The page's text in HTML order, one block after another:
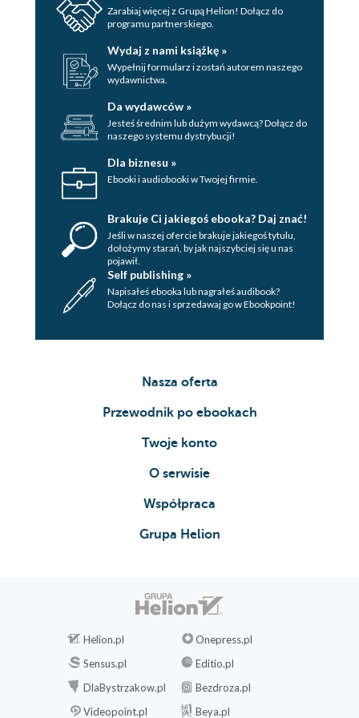
Kapuśniak z kiszonej i młodej kapusty
Pierogi z kiszoną kapustą i pieczarkami
Krokiety z kiszoną kapustą i suszonymi śliwkami
Smażone rollsy z kiszoną kapustą
Gołąbki z kaszą gryczaną zawijane w liście kiszonej
kapusty
Koktajl ze szpinakiem i sokiem z kiszonej kapusty
Koktajl z kiszonej kapusty
Koktajl z soku z kiszonej kapusty i kaszy jaglanej
Kapusta kiszona w całości
Zupa krem z kiszonej kapusty
Kapusta czerwona
Kiszona czerwona kapusta ze śliwkami
Surówka z czerwonej kiszonej kapusty
Sałatka z kiszonej kapusty i buraczków
Sos do pierożków z kimchi
Surówka z kiszonej marchwi
Kanapki z awokado i kiszoną marchewką
Spring rollsy z kiszoną marchewką i rzodkiewką
Ogórek
Ogórki małosolne
Ogórki kiszone
Zarabiaj więcej z Grupą Helion! Dołącz do
programu partnerskiego.
Wydaj z nami książkę »
Wypełnij formularz i zostań autorem naszego
wydawnictwa.
Da wydawców »
Jesteś średnim lub dużym wydawcą? Dołącz do
naszego systemu dystrybucji!
Dla biznesu »
Ebooki i audiobooki w Twojej firmie.
Brakuje Ci jakiegoś ebooka? Daj znać!
Jeśli w naszej ofercie brakuje jakiegoś tytulu,
dołożymy starań, by jak najszybciej się u nas
pojawił.
Self publishing »
Napisałeś ebooka lub nagrałeś audibook?
Dołącz do nas i sprzedawaj go w Ebookpoint!
Nasza oferta
Przewodnik po ebookach
Twoje konto
O serwisie
Współpraca
Grupa Helion
Helion.pl
Onepress.pl
Sensus.pl
Editio.pl
DlaBystrzakow.pl
Bezdroza.pl
Videopoint.pl
Beya.pl